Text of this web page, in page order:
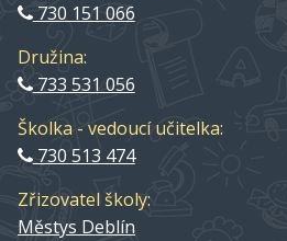
730 151 066
Družina:
733 531 056
Školka - vedoucí učitelka:
730 513 474
Zřizovatel školy:
Městys Deblín